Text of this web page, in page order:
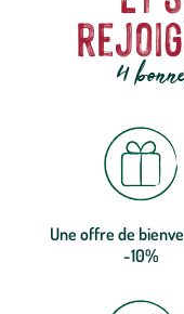
4
Une offre de
-10%